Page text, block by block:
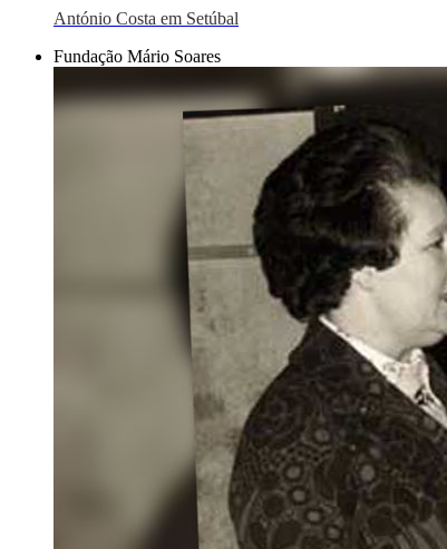
António Costa em Setúbal
Fundação Mário Soares